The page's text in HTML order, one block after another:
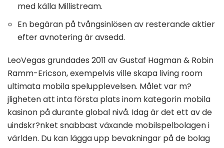
med källa Millistream.
En begäran på tvångsinlösen av resterande aktier
efter avnotering är avsedd.
LeoVegas grundades 2011 av Gustaf Hagman & Robin
Ramm-Ericson, exempelvis ville skapa living room
ultimata mobila spelupplevelsen. Målet var m?
jligheten att inta första plats inom kategorin mobila
kasinon på durante global nivå. Idag är det ett av de
uindskr?nket snabbast växande mobilspelbolagen i
världen. Du kan lägga upp bevakningar på de bolag